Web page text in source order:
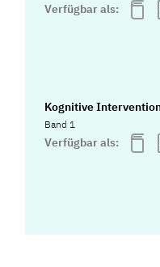
Verfügbar als:
Kognitive
Band 1
Verfügbar als: